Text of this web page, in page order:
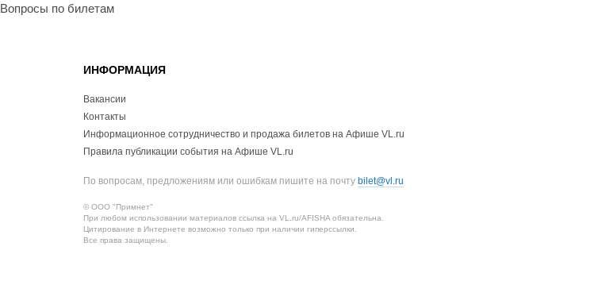
Вопросы по билетам
ИНФОРМАЦИЯ
Вакансии
Контакты
Информационное сотрудничество и продажа билетов на Афише VL.ru
Правила публикации события на Афише VL.ru
По вопросам, предложениям или ошибкам пишите на почту bilet@vl.ru
© ООО "Примнет"
При любом использовании материалов ссылка на VL.ru/AFISHA обязательна.
Цитирование в Интернете возможно только при наличии гиперссылки.
Все права защищены.